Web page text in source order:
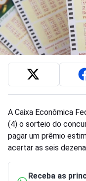
A Caixa Econômica
(4) o sorteio do
pagar um prêmio
acertar as seis
Receba as